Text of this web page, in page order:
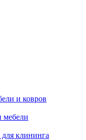
и ковров
мебели
клининга